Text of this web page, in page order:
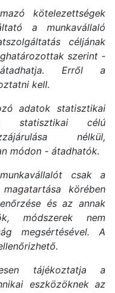
kötelezettségek
a munkavállaló
céljának
szerint -
Erről a
kell.
adatok statisztikai
statisztikai célú
nélkül,
módon - átadhatók.
csak a
körében
és az annak
módszerek nem
megsértésével. A
tájékoztatja a
eszközöknek az